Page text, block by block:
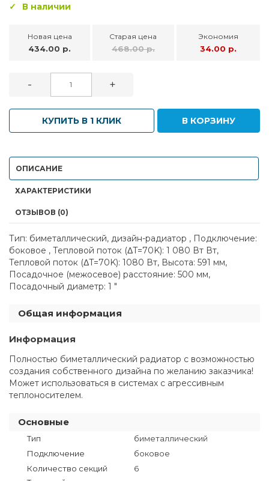
В наличии
Новая цена
434.00 р.
Старая цена
468.00 р.
Экономия
34.00 р.
- +
КУПИТЬ В 1 КЛИК В КОРЗИНУ
ОПИСАНИЕ
ХАРАКТЕРИСТИКИ
ОТЗЫВОВ (0)
Тип: биметаллический, дизайн-радиатор , Подключение:
боковое , Тепловой поток (ΔT=70K): 1 080 Вт Вт,
Тепловой поток (ΔT=70K): 1080 Вт, Высота: 591 мм,
Посадочное (межосевое) расстояние: 500 мм,
Посадочный диаметр: 1 "
Общая информация
Информация
Полностью биметаллический радиатор с возможностью
создания собственного дизайна по желанию заказчика!
Может использоваться в системах с агрессивным
теплоносителем.
Основные
Тип
биметаллический
Подключение
боковое
Количество секций
6